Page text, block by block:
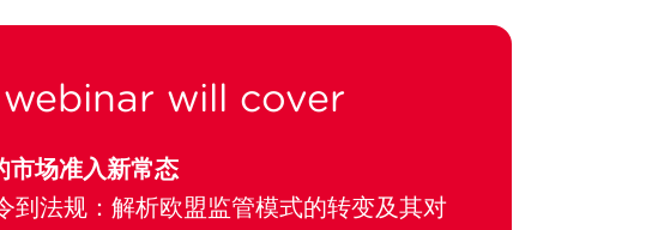
will cover
市场准入新常态
到法规：解析欧盟监管模式的转变及其对